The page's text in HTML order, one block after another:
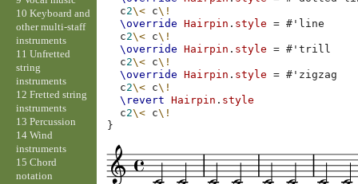
c2\< c\!
\override
Hairpin . style = # 'line
c2\< c\!
\override
Hairpin . style = # 'trill
c2\< c\!
\override
Hairpin . style = # 'zigzag
c2\< c\!
\revert
Hairpin . style
c2\< c\!
}
10 Keyboard and
other multi-staff
instruments
11 Unfretted
string
instruments
12 Fretted string
instruments
13 Percussion
14 Wind
instruments
15 Chord
notation